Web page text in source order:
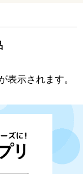
示されます。